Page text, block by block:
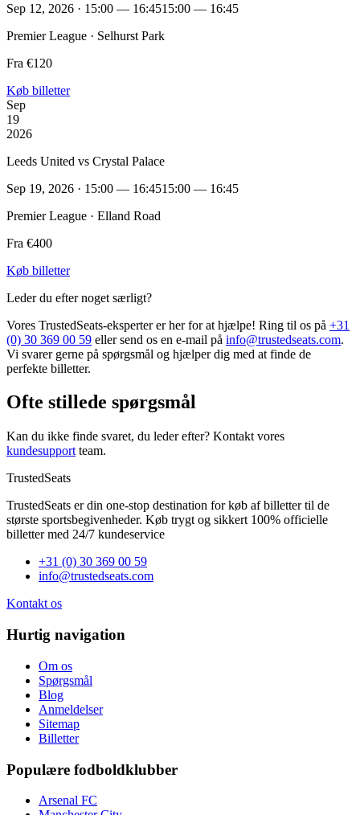
Sep 12, 2026 · 15:00 — 16:4515:00 — 16:45
Premier League · Selhurst Park
Fra €120
Køb billetter
Sep
19
2026
Leeds United vs Crystal Palace
Sep 19, 2026 · 15:00 — 16:4515:00 — 16:45
Premier League · Elland Road
Fra €400
Køb billetter
Leder du efter noget særligt?
Vores TrustedSeats-eksperter er her for at hjælpe! Ring til os på +31
(0) 30 369 00 59 eller send os en e-mail på info@trustedseats.com.
Vi svarer gerne på spørgsmål og hjælper dig med at finde de
perfekte billetter.
Ofte stillede spørgsmål
Kan du ikke finde svaret, du leder efter? Kontakt vores
kundesupport team.
TrustedSeats
TrustedSeats er din one-stop destination for køb af billetter til de
største sportsbegivenheder. Køb trygt og sikkert 100% officielle
billetter med 24/7 kundeservice
+31 (0) 30 369 00 59
info@trustedseats.com
Kontakt os
Hurtig navigation
Om os
Spørgsmål
Blog
Anmeldelser
Sitemap
Billetter
Populære fodboldklubber
Arsenal FC